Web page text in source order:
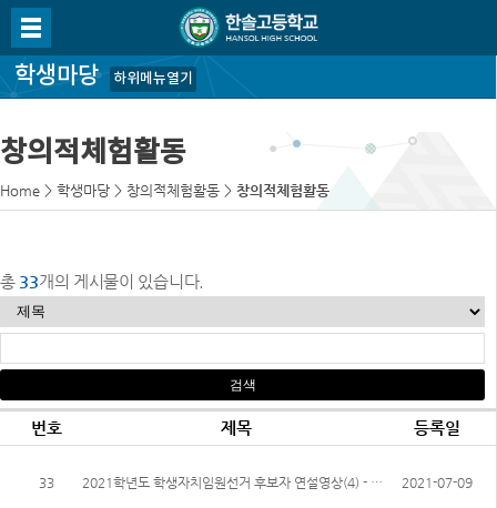
학생마당 하위메뉴열기
창의적체험활동
Home > 학생마당 > 창의적체험활동 > 창의적체험활동
총 33개의 게시물이 있습니다.
번호 제목 등록일
33 2021학년도 학생자치임원선거 후보자 연설영상(4) - 마지막영상 2021-07-09